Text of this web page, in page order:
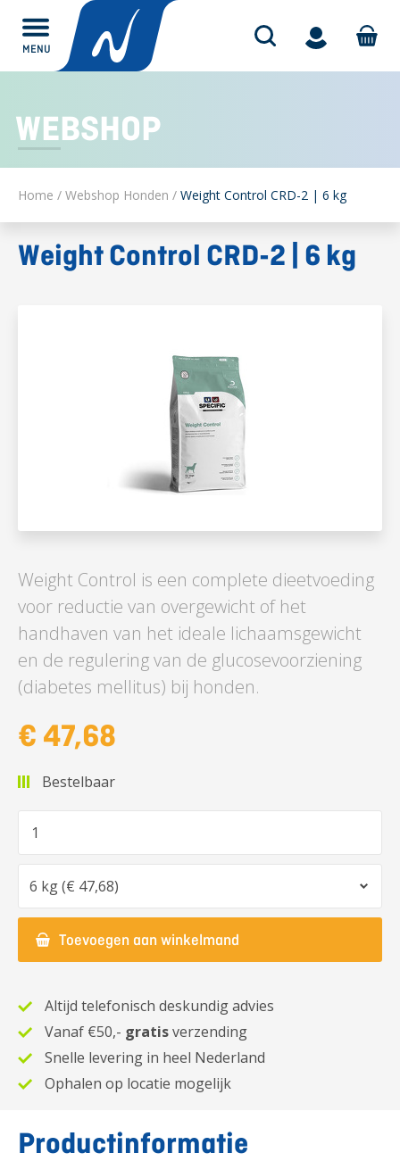
MENU
WEBSHOP
Home / Webshop Honden / Weight Control CRD-2 | 6 kg
Weight Control CRD-2 | 6 kg
Weight Control is een complete dieetvoeding
voor reductie van overgewicht of het
handhaven van het ideale lichaamsgewicht
en de regulering van de glucosevoorziening
(diabetes mellitus) bij honden.
€ 47,68
Bestelbaar
Toevoegen aan winkelmand
Altijd telefonisch deskundig advies
Vanaf €50,- gratisverzending
Snelle levering in heel Nederland
Ophalen op locatie mogelijk
Productinformatie